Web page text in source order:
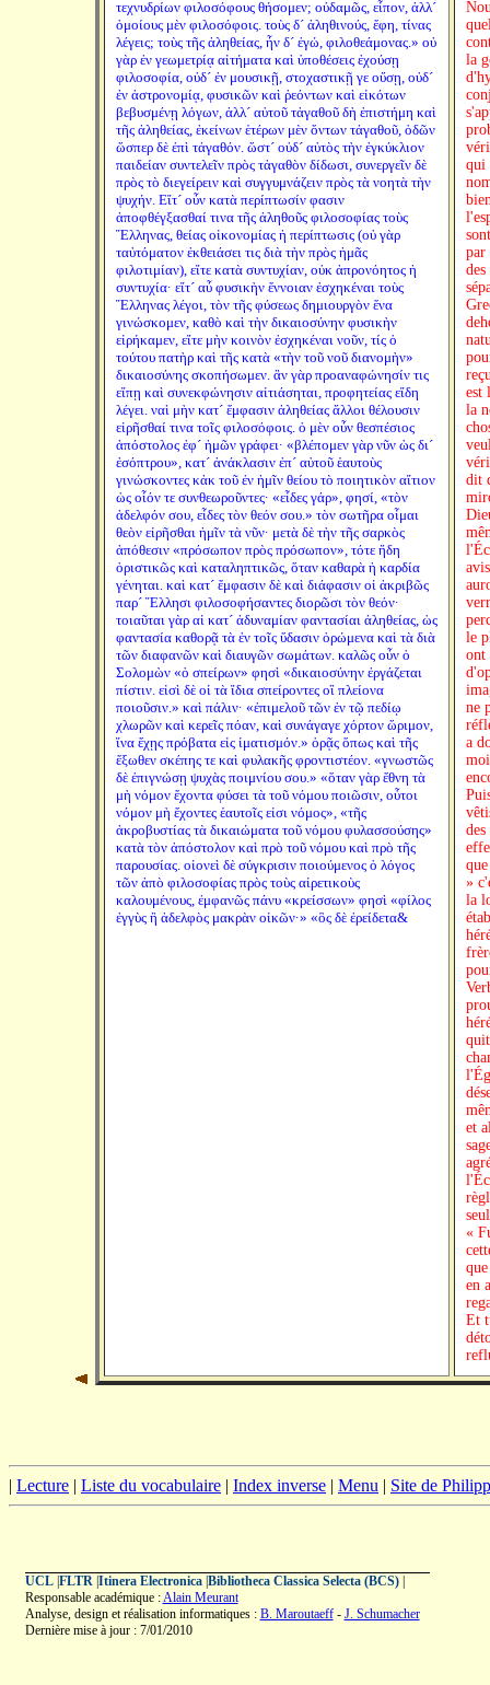
τεχνυδρίων φιλοσόφους θήσομεν; οὐδαμῶς, εἶπον, ἀλλ´
ὁμοίους μὲν φιλοσόφοις. τοὺς δ´ ἀληθινούς, ἔφη, τίνας
λέγεις; τοὺς τῆς ἀληθείας, ἦν δ´ ἐγώ, φιλοθεάμονας.» οὐ
γὰρ ἐν γεωμετρίᾳ αἰτήματα καὶ ὑποθέσεις ἐχούσῃ
φιλοσοφία, οὐδ´ ἐν μουσικῇ, στοχαστικῇ γε οὔσῃ, οὐδ´
ἐν ἀστρονομίᾳ, φυσικῶν καὶ ῥεόντων καὶ εἰκότων
βεβυσμένῃ λόγων, ἀλλ´ αὐτοῦ τἀγαθοῦ δὴ ἐπιστήμη καὶ
τῆς ἀληθείας, ἐκείνων ἑτέρων μὲν ὄντων τἀγαθοῦ, ὁδῶν
ὥσπερ δὲ ἐπὶ τἀγαθόν. ὥστ´ οὐδ´ αὐτὸς τὴν ἐγκύκλιον
παιδείαν συντελεῖν πρὸς τἀγαθὸν δίδωσι, συνεργεῖν δὲ
πρὸς τὸ διεγείρειν καὶ συγγυμνάζειν πρὸς τὰ νοητὰ τὴν
ψυχήν. Εἴτ´ οὖν κατὰ περίπτωσίν φασιν
ἀποφθέγξασθαί τινα τῆς ἀληθοῦς φιλοσοφίας τοὺς
Ἕλληνας, θείας οἰκονομίας ἡ περίπτωσις (οὐ γὰρ
ταὐτόματον ἐκθειάσει τις διὰ τὴν πρὸς ἡμᾶς
φιλοτιμίαν), εἴτε κατὰ συντυχίαν, οὐκ ἀπρονόητος ἡ
συντυχία· εἴτ´ αὖ φυσικὴν ἔννοιαν ἐσχηκέναι τοὺς
Ἕλληνας λέγοι, τὸν τῆς φύσεως δημιουργὸν ἕνα
γινώσκομεν, καθὸ καὶ τὴν δικαιοσύνην φυσικὴν
εἰρήκαμεν, εἴτε μὴν κοινὸν ἐσχηκέναι νοῦν, τίς ὁ
τούτου πατὴρ καὶ τῆς κατὰ «τὴν τοῦ νοῦ διανομὴν»
δικαιοσύνης σκοπήσωμεν. ἂν γὰρ προαναφώνησίν τις
εἴπῃ καὶ συνεκφώνησιν αἰτιάσηται, προφητείας εἴδη
λέγει. ναὶ μὴν κατ´ ἔμφασιν ἀληθείας ἄλλοι θέλουσιν
εἰρῆσθαί τινα τοῖς φιλοσόφοις. ὁ μὲν οὖν θεσπέσιος
ἀπόστολος ἐφ´ ἡμῶν γράφει· «βλέπομεν γὰρ νῦν ὡς δι´
ἐσόπτρου», κατ´ ἀνάκλασιν ἐπ´ αὐτοῦ ἑαυτοὺς
γινώσκοντες κἀκ τοῦ ἐν ἡμῖν θείου τὸ ποιητικὸν αἴτιον
ὡς οἷόν τε συνθεωροῦντες· «εἶδες γάρ», φησί, «τὸν
ἀδελφόν σου, εἶδες τὸν θεόν σου.» τὸν σωτῆρα οἶμαι
θεὸν εἰρῆσθαι ἡμῖν τὰ νῦν· μετὰ δὲ τὴν τῆς σαρκὸς
ἀπόθεσιν «πρόσωπον πρὸς πρόσωπον», τότε ἤδη
ὁριστικῶς καὶ καταληπτικῶς, ὅταν καθαρὰ ἡ καρδία
γένηται. καὶ κατ´ ἔμφασιν δὲ καὶ διάφασιν οἱ ἀκριβῶς
παρ´ Ἕλλησι φιλοσοφήσαντες διορῶσι τὸν θεόν·
τοιαῦται γὰρ αἱ κατ´ ἀδυναμίαν φαντασίαι ἀληθείας, ὡς
φαντασία καθορᾷ τὰ ἐν τοῖς ὕδασιν ὁρώμενα καὶ τὰ διὰ
τῶν διαφανῶν καὶ διαυγῶν σωμάτων. καλῶς οὖν ὁ
Σολομὼν «ὁ σπείρων» φησὶ «δικαιοσύνην ἐργάζεται
πίστιν. εἰσὶ δὲ οἱ τὰ ἴδια σπείροντες οἳ πλείονα
ποιοῦσιν.» καὶ πάλιν· «ἐπιμελοῦ τῶν ἐν τῷ πεδίῳ
χλωρῶν καὶ κερεῖς πόαν, καὶ συνάγαγε χόρτον ὥριμον,
ἵνα ἔχῃς πρόβατα εἰς ἱματισμόν.» ὁρᾷς ὅπως καὶ τῆς
ἔξωθεν σκέπης τε καὶ φυλακῆς φροντιστέον. «γνωστῶς
δὲ ἐπιγνώσῃ ψυχὰς ποιμνίου σου.» «ὅταν γὰρ ἔθνη τὰ
μὴ νόμον ἔχοντα φύσει τὰ τοῦ νόμου ποιῶσιν, οὗτοι
νόμον μὴ ἔχοντες ἑαυτοῖς εἰσι νόμος», «τῆς
ἀκροβυστίας τὰ δικαιώματα τοῦ νόμου φυλασσούσης»
κατὰ τὸν ἀπόστολον καὶ πρὸ τοῦ νόμου καὶ πρὸ τῆς
παρουσίας. οἱονεὶ δὲ σύγκρισιν ποιούμενος ὁ λόγος
τῶν ἀπὸ φιλοσοφίας πρὸς τοὺς αἱρετικοὺς
καλουμένους, ἐμφανῶς πάνυ «κρείσσων» φησὶ «φίλος
ἐγγὺς ἢ ἀδελφὸς μακρὰν οἰκῶν·» «ὃς δὲ ἐρείδετα&
la
qui
par
est
la
dit
le
ont
ne
a
»
la
et
«
en
Et
| Lecture | Liste du vocabulaire | Index inverse | Menu | Site de
UCL| FLTR| Itinera Electronica| Bibliotheca Classica Selecta (BCS)|
Responsable académique :Alain Meurant
Analyse, design et réalisation informatiques : B. Maroutaeff- J. Schumacher
Dernière mise à jour : 7/01/2010